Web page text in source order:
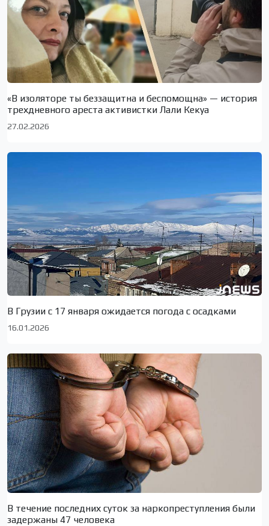
«В изоляторе ты беззащитна и беспомощна» — история
трехдневного ареста активистки Лали Кекуа
27.02.2026
В Грузии с 17 января ожидается погода с осадками
16.01.2026
В течение последних суток за наркопреступления были
задержаны 47 человека